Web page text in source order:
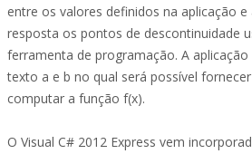
entre os valores definidos na aplicação
resposta os pontos de descontinuidade
ferramenta de programação. A
texto a e b no qual será possível
computar a função f(x).
O Visual C# 2012 Express vem